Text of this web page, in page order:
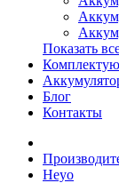
Показать
Блог
Контакты
Heyo